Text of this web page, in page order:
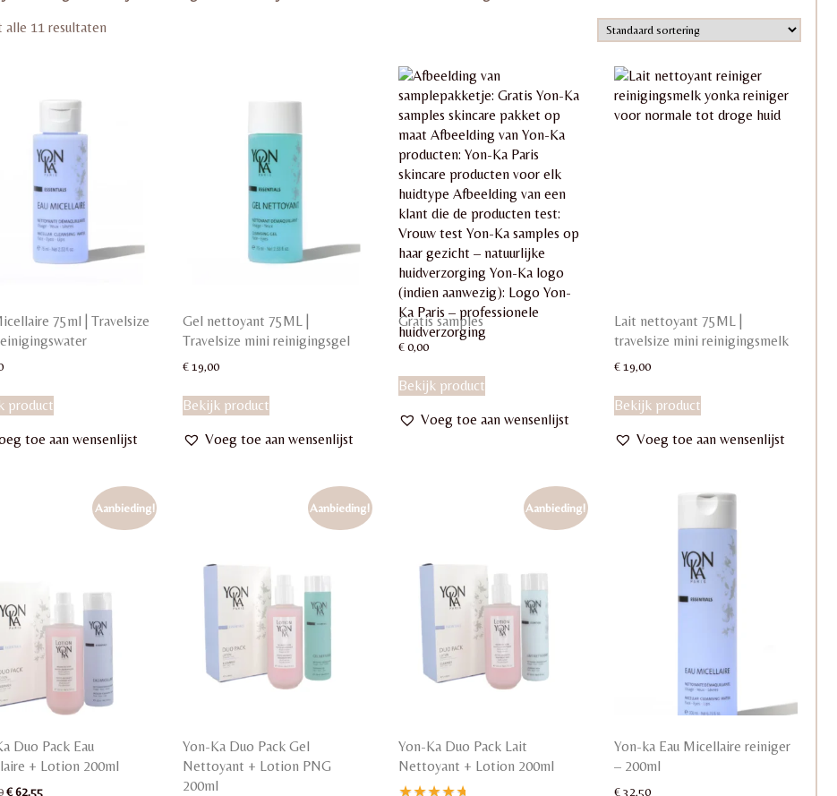
alle 11 resultaten
75ml | Travelsize
product
toe aan wensenlijst
Gel nettoyant 75ML |
Travelsize mini reinigingsgel
€19,00
Bekijk product
Voeg toe aan wensenlijst
Gratis samples
€0,00
Bekijk product
Voeg toe aan wensenlijst
Lait nettoyant 75ML |
travelsize mini reinigingsmelk
€19,00
Bekijk product
Voeg toe aan wensenlijst
Aanbieding!
Duo Pack Eau
+ Lotion 200ml
Oorspronkelijke
€62,55Huidige
Aanbieding!
Yon-Ka Duo Pack Gel
Nettoyant + Lotion PNG
200ml
Aanbieding!
Yon-Ka Duo Pack Lait
Nettoyant + Lotion 200ml
Yon-ka Eau Micellaire reiniger
– 200ml
€32,50